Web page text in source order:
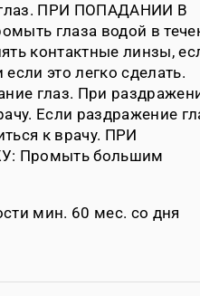
ПРИ ПОПАДАНИИ В
глаза водой в
контактные линзы,
это легко сделать.
глаз. При
Если раздражение
к врачу. ПРИ
Промыть большим
мин. 60 мес. со дня